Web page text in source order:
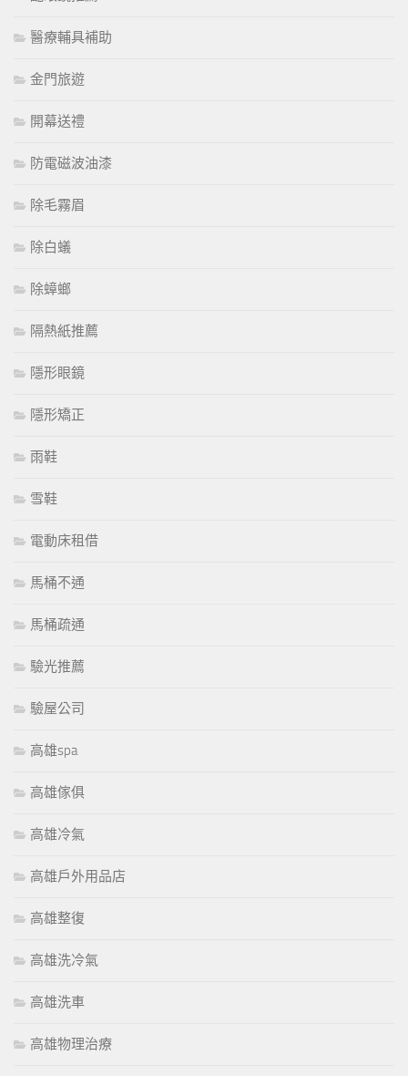
醫療輔具補助
金門旅遊
開幕送禮
防電磁波油漆
除毛霧眉
除白蟻
除蟑螂
隔熱紙推薦
隱形眼鏡
隱形矯正
雨鞋
雪鞋
電動床租借
馬桶不通
馬桶疏通
驗光推薦
驗屋公司
高雄spa
高雄傢俱
高雄冷氣
高雄戶外用品店
高雄整復
高雄洗冷氣
高雄洗車
高雄物理治療